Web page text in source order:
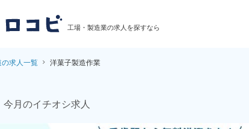
工場・製造業の求人を探すなら
の求人一覧 洋菓子製造作業
日休み＆年間休日120日
今月のイチオシ求人